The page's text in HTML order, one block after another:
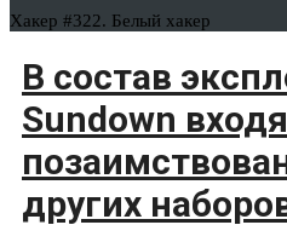
Хакер #322. Белый хакер
В состав
Sundown
других